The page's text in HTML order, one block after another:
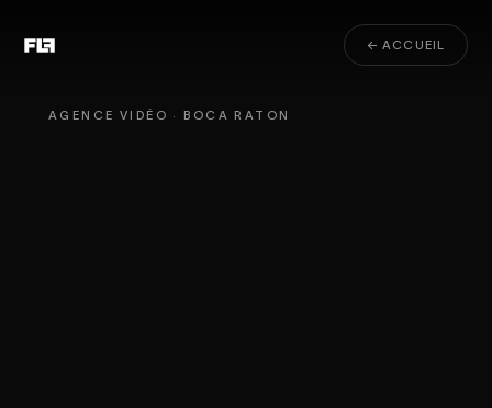
← ACCUEIL
AGENCE VIDÉO · BOCA RATON